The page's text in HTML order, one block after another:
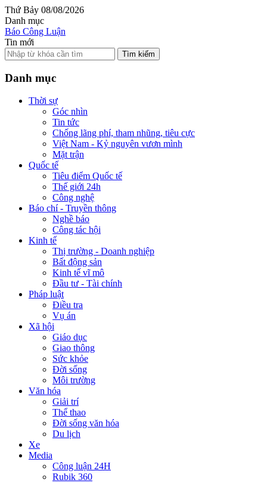
Thứ Bảy 08/08/2026
Danh mục
Báo Công Luận
Tin mới
Tìm kiếm
Danh mục
Thời sự
Góc nhìn
Tin tức
Chống lãng phí, tham nhũng, tiêu cực
Việt Nam - Kỷ nguyên vươn mình
Mặt trận
Quốc tế
Tiêu điểm Quốc tế
Thế giới 24h
Công nghệ
Báo chí - Truyền thông
Nghề báo
Công tác hội
Kinh tế
Thị trường - Doanh nghiệp
Bất động sản
Kinh tế vĩ mô
Đầu tư - Tài chính
Pháp luật
Điều tra
Vụ án
Xã hội
Giáo dục
Giao thông
Sức khỏe
Đời sống
Môi trường
Văn hóa
Giải trí
Thể thao
Đời sống văn hóa
Du lịch
Xe
Media
Công luận 24H
Rubik 360